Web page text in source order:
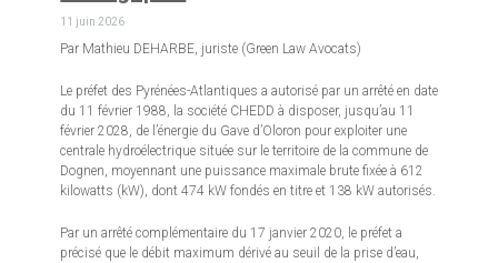
11 juin 2026
Par Mathieu DEHARBE, juriste (Green Law Avocats)
Le préfet des Pyrénées-Atlantiques a autorisé par un arrêté en date
du 11 février 1988, la société CHEDD à disposer, jusqu’au 11
février 2028, de l’énergie du Gave d’Oloron pour exploiter une
centrale hydroélectrique située sur le territoire de la commune de
Dognen, moyennant une puissance maximale brute fixée à 612
kilowatts (kW), dont 474 kW fondés en titre et 138 kW autorisés.
Par un arrêté complémentaire du 17 janvier 2020, le préfet a
précisé que le débit maximum dérivé au seuil de la prise d’eau,